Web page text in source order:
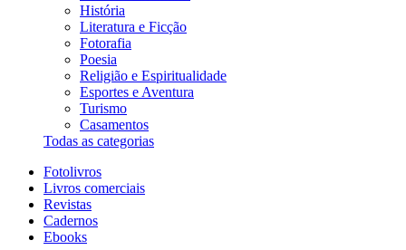
História
Literatura e Ficção
Fotorafia
Poesia
Religião e Espiritualidade
Esportes e Aventura
Turismo
Casamentos
Todas as categorias
Fotolivros
Livros comerciais
Revistas
Cadernos
Ebooks